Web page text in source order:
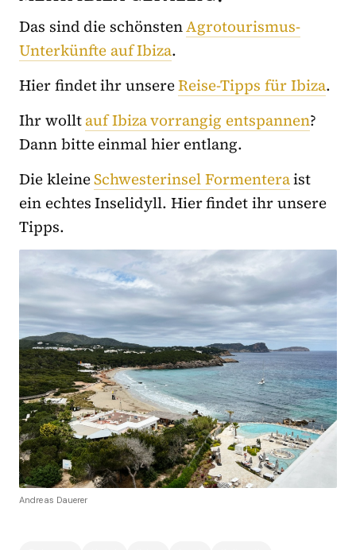
Das sind die schönstenAgrotourismus-
Unterkünfte auf Ibiza.
Hier findet ihr unsereReise-Tipps für Ibiza.
Ihr wolltauf Ibiza vorrangig entspannen?
Dann bitte einmal hier entlang.
Die kleineSchwesterinsel Formenteraist
ein echtes Inselidyll. Hier findet ihr unsere
Tipps.
Andreas Dauerer